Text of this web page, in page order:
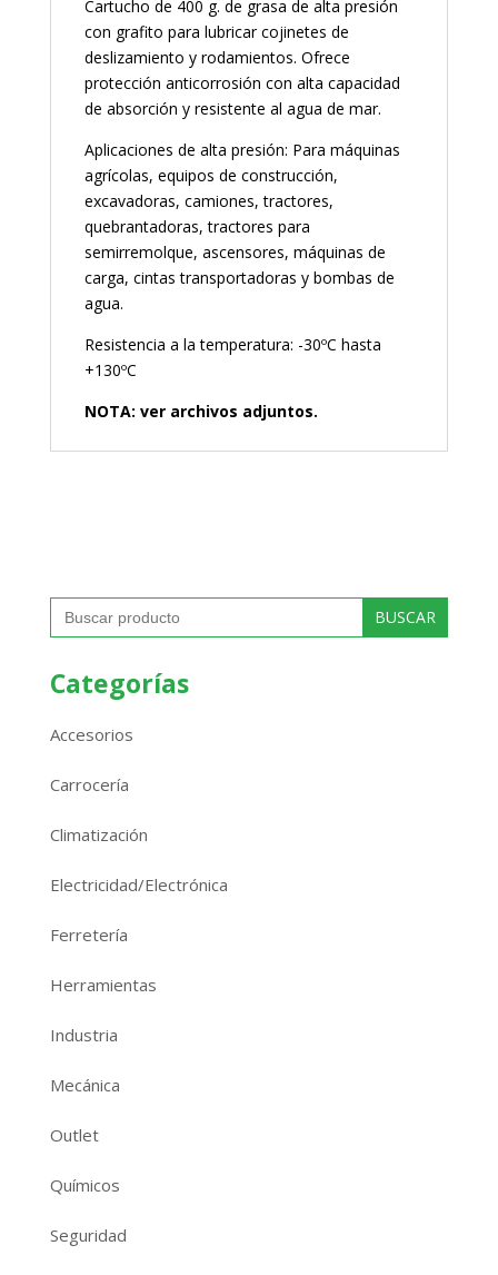
Cartucho de 400 g. de grasa de alta presión
con grafito para lubricar cojinetes de
deslizamiento y rodamientos. Ofrece
protección anticorrosión con alta capacidad
de absorción y resistente al agua de mar.
Aplicaciones de alta presión: Para máquinas
agrícolas, equipos de construcción,
excavadoras, camiones, tractores,
quebrantadoras, tractores para
semirremolque, ascensores, máquinas de
carga, cintas transportadoras y bombas de
agua.
Resistencia a la temperatura: -30ºC hasta
+130ºC
NOTA: ver archivos adjuntos.
Buscar:
Categorías
Accesorios
Carrocería
Climatización
Electricidad/Electrónica
Ferretería
Herramientas
Industria
Mecánica
Outlet
Químicos
Seguridad